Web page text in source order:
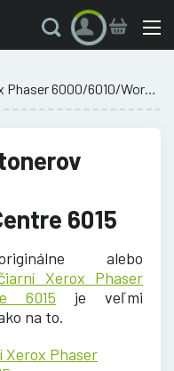
6000/6010/WorkCentre 6015
6015
alebo
Xerox Phaser
6015 je veľmi
na to.
Phaser